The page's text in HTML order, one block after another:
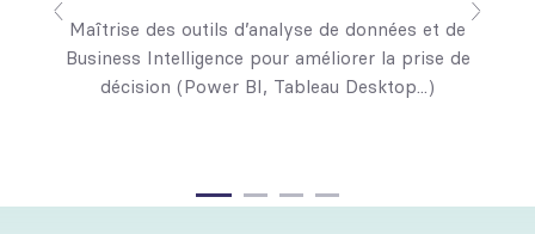
Maîtrise des outils d’analyse de données et de
Business Intelligence pour améliorer la prise de
décision (Power BI, Tableau Desktop...)